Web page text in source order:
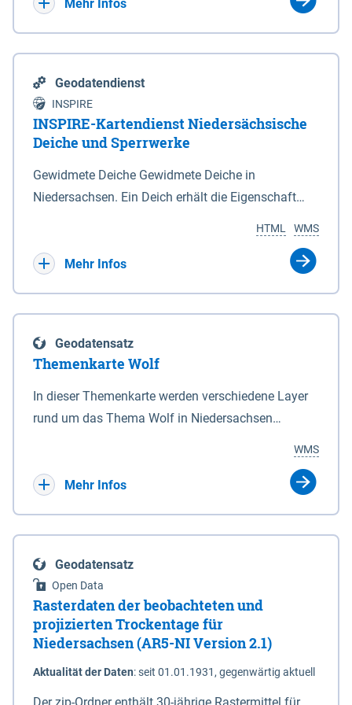
Mehr Infos
Geodatendienst
INSPIRE
INSPIRE-Kartendienst Niedersächsische
Deiche und Sperrwerke
Gewidmete Deiche Gewidmete Deiche in
Niedersachsen. Ein Deich erhält die Eigenschaft
Deichbehörde durch Verordnung ausspricht. Für
enthalten. Sperrwerke Sperrwerke sind Bauwerke
mit Sperrvorrichtungen in Tidegewässern, die dem
Schutz eines Gebietes vor erhöhten Tiden, vor allem
vor Sturmfluten, zu dienen bestimmt sind (§2 Abs.3
Eigenschaft eines Sperrwerkes durch Widmung, die
die Deichbehörde durch Verordnung ausspricht.
WMS
HTML
Mehr Infos
Geodatensatz
Themenkarte Wolf
In dieser Themenkarte werden verschiedene Layer
rund um das Thema Wolf in Niedersachsen
sowie Status der bestehenden Wolfsterritorien im
laufenden Monitoringjahr.
WMS
Mehr Infos
Geodatensatz
Open Data
Rasterdaten der beobachteten und
projizierten Trockentage für
Niedersachsen (AR5-NI Version 2.1)
Aktualität der Daten:seit 01.01.1931, gegenwärtig aktuell